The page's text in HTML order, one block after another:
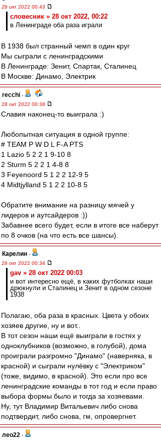
28 окт 2022 00:43
словесник » 28 окт 2022, 00:22
в Ленинграде оба раза играли
В 1938 был странный чемп в один круг
Мы сыграли с ленинградскими
В Ленинграде: Зенит, Спартак, Сталинец
В Москве: Динамо, Электрик
recchi -
28 окт 2022 00:38
Славия наконец-то выиграла :)
Любопытная ситуация в одной группе:
# TEAM P W D L F-A PTS
1 Lazio 5 2 2 1 9-10 8
2 Sturm 5 2 2 1 4-8 8
3 Feyenoord 5 1 2 2 12-9 5
4 Midtjylland 5 1 2 2 10-8 5
Обратите внимание на разницу мячей у
лидеров и аутсайдеров :))
Забавнее всего будет, если в итоге все наберут
по 8 очков (на что есть все шансы).
Карелин -
28 окт 2022 00:34
gav » 28 окт 2022 00:03
и вот интересно ещё, в каких футболках наши
дрюкнули и Сталинец и Зенит в одном сезоне
1938
Полагаю, оба раза в красных. Цвета у обоих
хозяев другие, ну и вот..
В тот сезон наши ещё выиграли в гостях у
одноклубников (возможно, в голубой), дома
проиграли разгромно "Динамо" (наверняка, в
красной) и сыграли нулёвку с "Электриком"
(тоже, видимо, в красной). Это если про все
ленинградские команды в тот год и если право
выбора формы было и тогда за хозяевами.
Ну, тут Владимир Витальевич либо снова
подтвердит, либо снова, гм, опровергнет.
лео22 -